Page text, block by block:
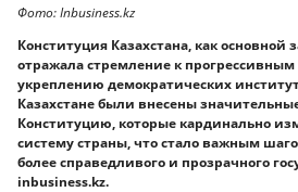
Фото: Inbusiness.kz
Конституция Казахстана, как основной
отражала стремление к
укреплению демократических
Казахстане были внесены
Конституцию, которые кардинально
систему страны, что стало важным
более справедливого и прозрачного
inbusiness.kz.